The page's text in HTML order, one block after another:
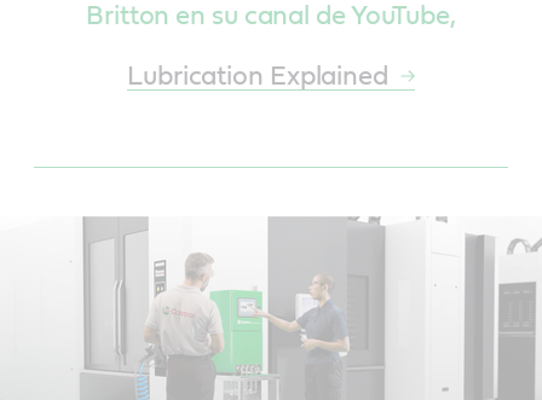
Britton en su canal de YouTube,
Lubrication Explained